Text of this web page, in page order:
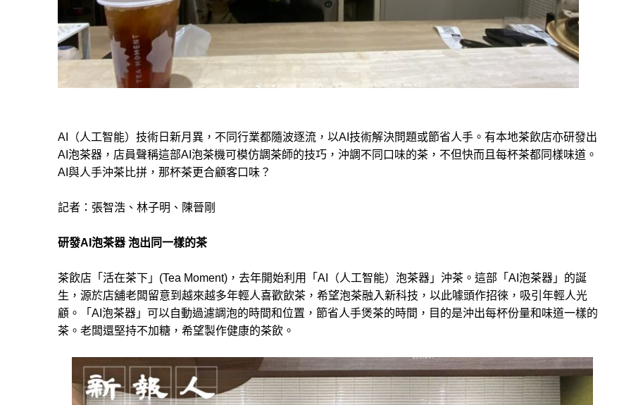
AI（人工智能）技術日新月異，不同行業都隨波逐流，以AI技術解決問題或節省人手。有本地茶飲店亦研發出
AI泡茶器，店員聲稱這部AI泡茶機可模仿調茶師的技巧，沖調不同口味的茶，不但快而且每杯茶都同樣味道。
AI與人手沖茶比拼，那杯茶更合顧客口味？
記者：張智浩、林子明、陳晉剛
研發AI泡茶器 泡出同一樣的茶
茶飲店「活在茶下」(Tea Moment)，去年開始利用「AI（人工智能）泡茶器」沖茶。這部「AI泡茶器」的誕
生，源於店舖老闆留意到越來越多年輕人喜歡飲茶，希望泡茶融入新科技，以此噱頭作招徠，吸引年輕人光
顧。「AI泡茶器」可以自動過濾調泡的時間和位置，節省人手煲茶的時間，目的是沖出每杯份量和味道一樣的
茶。老闆還堅持不加糖，希望製作健康的茶飲。